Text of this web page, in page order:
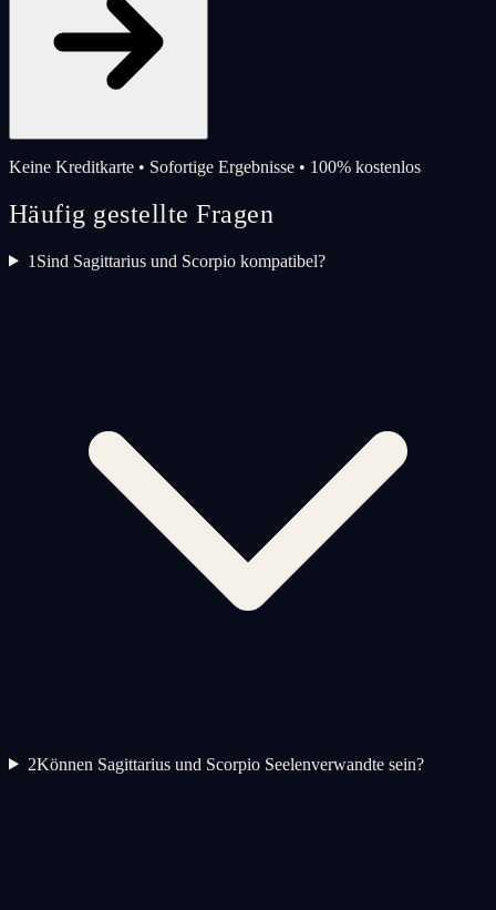
Keine Kreditkarte • Sofortige Ergebnisse • 100% kostenlos
Häufig gestellte Fragen
1 Sind Sagittarius und Scorpio kompatibel?
2Können Sagittarius und Scorpio Seelenverwandte sein?